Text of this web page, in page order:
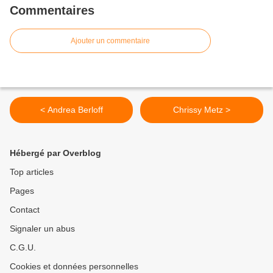
Commentaires
Ajouter un commentaire
< Andrea Berloff Chrissy Metz >
Hébergé par Overblog
Top articles
Pages
Contact
Signaler un abus
C.G.U.
Cookies et données personnelles